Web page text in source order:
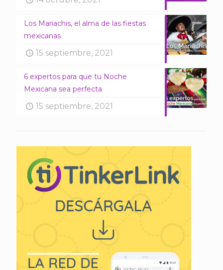
Los Mariachis, el alma de las fiestas
mexicanas
15 septiembre, 2021
6 expertos para que tu Noche
Mexicana sea perfecta
15 septiembre, 2021